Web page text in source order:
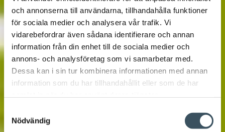
och annonserna till användarna, tillhandahålla funktioner
för sociala medier och analysera vår trafik. Vi
vidarebefordrar även sådana identifierare och annan
information från din enhet till de sociala medier och
annons- och analysföretag som vi samarbetar med.
Dessa kan i sin tur kombinera informationen med annan
information som du har tillhandahållit eller som de har
Nödvändig